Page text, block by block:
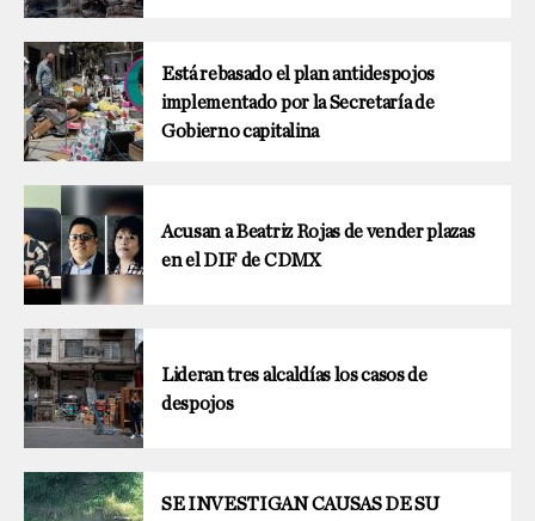
Está rebasado el plan antidespojos
implementado por la Secretaría de
Gobierno capitalina
Acusan a Beatriz Rojas de vender plazas
en el DIF de CDMX
Lideran tres alcaldías los casos de
despojos
SE INVESTIGAN CAUSAS DE SU